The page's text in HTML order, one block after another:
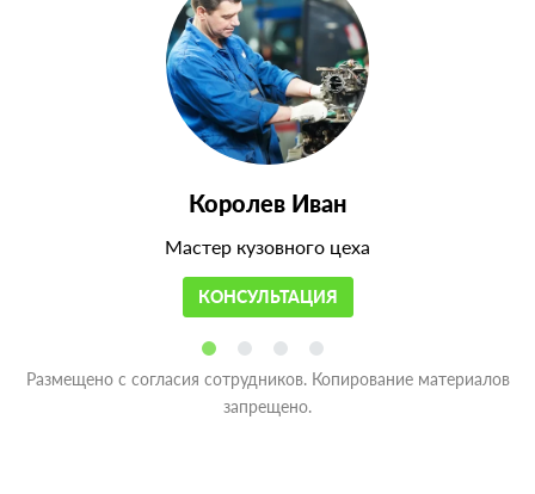
Королев Иван
Мастер кузовного цеха
КОНСУЛЬТАЦИЯ
Размещено с согласия сотрудников. Копирование материалов
запрещено.